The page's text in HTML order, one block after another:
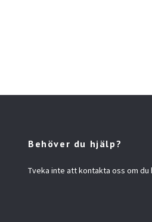
Behöver du hjälp?
Tveka inte att kontakta oss om du